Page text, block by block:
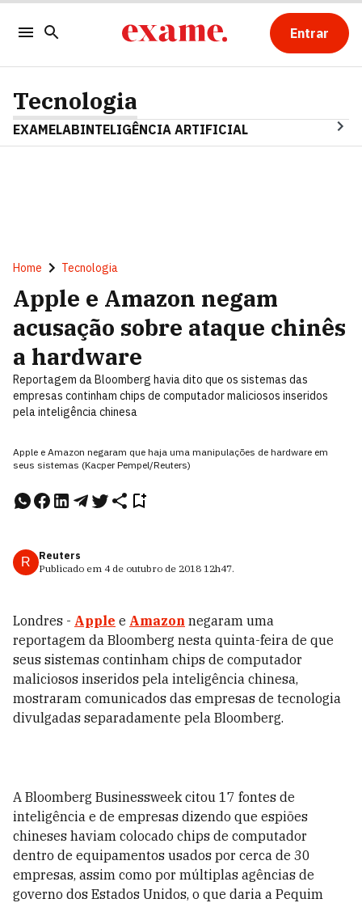
Entrar
Tecnologia
EXAMELABINTELIGÊNCIA ARTIFICIAL
Home Tecnologia
Apple e Amazon negam
acusação sobre ataque chinês
a hardware
Reportagem da Bloomberg havia dito que os sistemas das
empresas continham chips de computador maliciosos inseridos
pela inteligência chinesa
Apple e Amazon negaram que haja uma manipulações de hardware em
seus sistemas (Kacper Pempel/Reuters)
R
Reuters
Publicado em 4 de outubro de 2018 12h47.
Londres - Apple e Amazon negaram uma
reportagem da Bloomberg nesta quinta-feira de que
seus sistemas continham chips de computador
maliciosos inseridos pela inteligência chinesa,
mostraram comunicados das empresas de tecnologia
divulgadas separadamente pela Bloomberg.
A Bloomberg Businessweek citou 17 fontes de
inteligência e de empresas dizendo que espiões
chineses haviam colocado chips de computador
dentro de equipamentos usados por cerca de 30
empresas, assim como por múltiplas agências de
governo dos Estados Unidos, o que daria a Pequim